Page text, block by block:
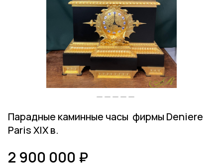
Парадные каминные часы фирмы Deniere
Paris XIX в.
2 900 000 ₽